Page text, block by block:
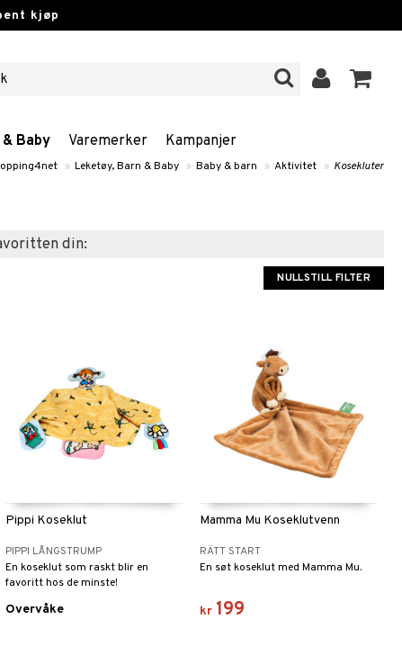
kjøp
Baby Varemerker Kampanjer
» Leketøy, Barn & Baby » Baby & barn » Aktivitet » Kosekluter
din:
NULLSTILL FILTER
Pippi Koseklut
PIPPI LÅNGSTRUMP
En koseklut som raskt blir en
favoritt hos de minste!
Overvåke
Mamma Mu Koseklutvenn
RÄTT START
En søt koseklut med Mamma Mu.
kr 199